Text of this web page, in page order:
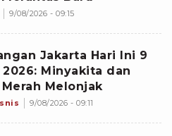
9/08/2026 - 09:15
Jakarta Hari Ini 9
Minyakita dan
Melonjak
9/08/2026 - 09:11